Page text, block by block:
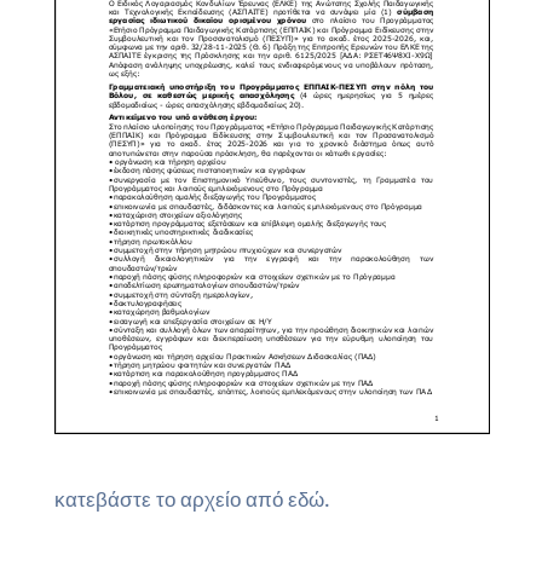
κατεβάστε το αρχείο από εδώ.